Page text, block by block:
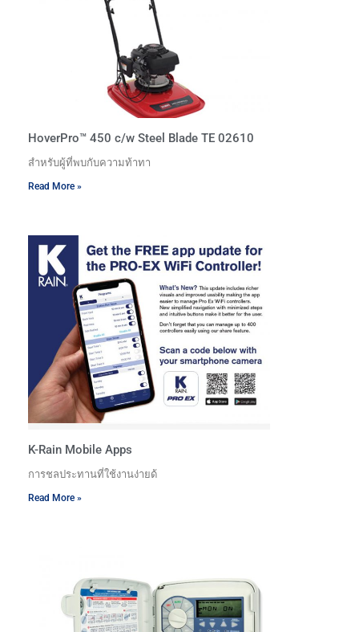
HoverPro™ 450 c/w Steel Blade TE 02610
สำหรับผู้ที่พบกับความท้าทา
Read More »
K-Rain Mobile Apps
การชลประทานที่ใช้งานง่ายด้
Read More »